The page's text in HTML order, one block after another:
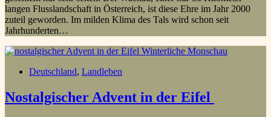
langen Flusslandschaft in Österreich, ist diese Ehre im Jahr 2000
zuteil geworden. Im milden Klima des Tals wird schon seit
Jahrhunderten…
Deutschland, Landleben
Nostalgischer Advent in der Eifel